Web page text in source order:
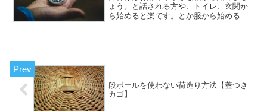
ょう。と話される方や、トイレ、玄関か
ら始めると楽です。とか服から始めると
段ボールを使わない荷造り方法【蓋つき
カゴ】